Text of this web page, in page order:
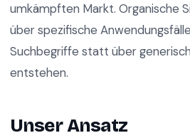
umkämpften Markt. Organische
über spezifische
Suchbegriffe statt über
entstehen.
Unser Ansatz